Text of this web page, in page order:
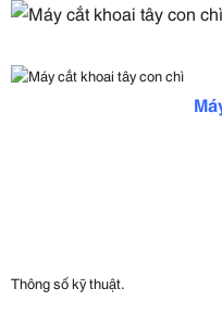
Thông số kỹ thuật.